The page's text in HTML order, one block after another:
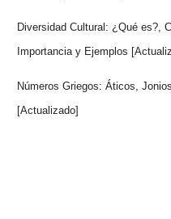
Diversidad Cultural: ¿Qué es?,
Importancia y Ejemplos
Números Griegos: Áticos,
[Actualizado]